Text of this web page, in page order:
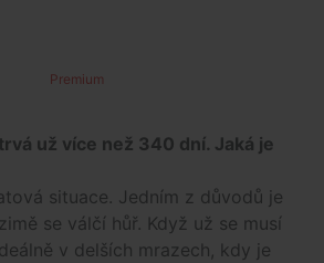
Premium
už více než 340 dní. Jaká je
situace. Jedním z důvodů je
se válčí hůř. Když už se musí
v delších mrazech, kdy je